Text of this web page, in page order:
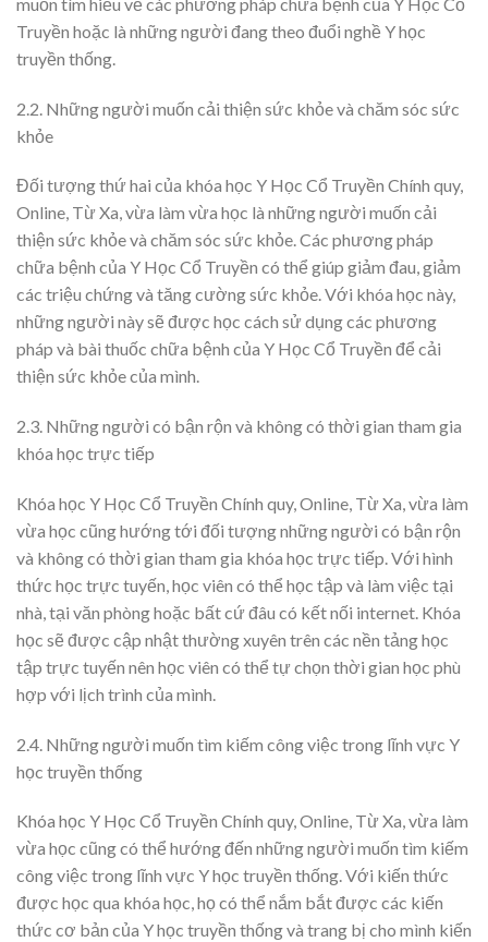
Truyền hoặc là những người đang theo đuổi nghề Y học
truyền thống.
2.2. Những người muốn cải thiện sức khỏe và chăm sóc sức
khỏe
Đối tượng thứ hai của khóa học Y Học Cổ Truyền Chính quy,
Online, Từ Xa, vừa làm vừa học là những người muốn cải
thiện sức khỏe và chăm sóc sức khỏe. Các phương pháp
chữa bệnh của Y Học Cổ Truyền có thể giúp giảm đau, giảm
các triệu chứng và tăng cường sức khỏe. Với khóa học này,
những người này sẽ được học cách sử dụng các phương
pháp và bài thuốc chữa bệnh của Y Học Cổ Truyền để cải
thiện sức khỏe của mình.
2.3. Những người có bận rộn và không có thời gian tham gia
khóa học trực tiếp
Khóa học Y Học Cổ Truyền Chính quy, Online, Từ Xa, vừa làm
vừa học cũng hướng tới đối tượng những người có bận rộn
và không có thời gian tham gia khóa học trực tiếp. Với hình
thức học trực tuyến, học viên có thể học tập và làm việc tại
nhà, tại văn phòng hoặc bất cứ đâu có kết nối internet. Khóa
học sẽ được cập nhật thường xuyên trên các nền tảng học
tập trực tuyến nên học viên có thể tự chọn thời gian học phù
hợp với lịch trình của mình.
2.4. Những người muốn tìm kiếm công việc trong lĩnh vực Y
học truyền thống
Khóa học Y Học Cổ Truyền Chính quy, Online, Từ Xa, vừa làm
vừa học cũng có thể hướng đến những người muốn tìm kiếm
công việc trong lĩnh vực Y học truyền thống. Với kiến thức
được học qua khóa học, họ có thể nắm bắt được các kiến
thức cơ bản của Y học truyền thống và trang bị cho mình kiến